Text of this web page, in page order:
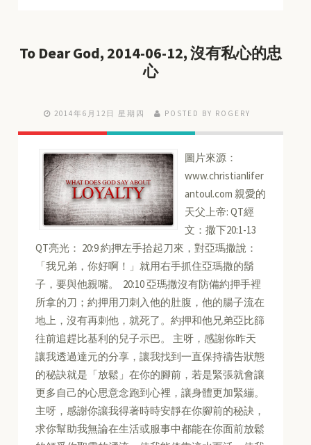
To Dear God, 2014-06-12, 沒有私心的忠
心
2014年6月12日 星期四 POSTED BY ROGERY
圖片來源：
www.christianlifer
antoul.com 親愛的
天父上帝: QT經
文：撒下20:1-13
QT亮光： 20:9 約押左手拾起刀來，對亞瑪撒說：
「我兄弟，你好啊！」就用右手抓住亞瑪撒的鬍
子，要與他親嘴。 20:10 亞瑪撒沒有防備約押手裡
所拿的刀；約押用刀刺入他的肚腹，他的腸子流在
地上，沒有再刺他，就死了。約押和他兄弟亞比篩
往前追趕比基利的兒子示巴。 主呀，感謝你昨天
讓我透過達元的分享，讓我找到一直保持禱告狀態
的秘訣就是「放鬆」在你的腳前，若是緊張就會讓
更多自己的心思意念跑到心裡，讓身體更加緊繃。
主呀，感謝你讓我得著時時安靜在你腳前的秘訣，
求你幫助我無論在生活或服事中都能在你面前放鬆